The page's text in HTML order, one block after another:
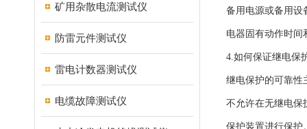
矿用杂散电流测试仪
防雷元件测试仪
雷电计数器测试仪
电缆故障测试仪
备用电源或备用设
电器固有动作时
4.如何保证继电
继电保护的可靠性
不允许在无继电保
保护装置进行保护